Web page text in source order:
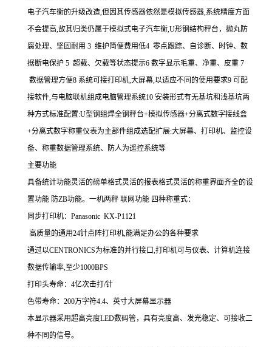
电子汽车衡的升级改造,但因其传感器依然是模拟传感器,系统精度方面
不会提高,故其归类仍属于模拟式电子汽车衡,U形钢结构秤台，抛丸防
腐处理、坚固耐用 3 维护简便费用低4 零点跟踪、自诊断、时钟、数
据断电保护 5 超载、欠载等状态提示6 数字显示毛重、净重、皮重 7
数据管理方便8 系统可接打印机,大屏幕,以适应不同的使用要求9 可配
接软件,与电脑联机组成电脑管理系统10 安装形式有无基坑和浅基坑两
种方式标准配置:U型钢组焊全钢秤台+模拟传感器+分离式数字接线盒
+分离式数字称重仪表为主部件组成选配扩展:大屏幕、打印机、监控设
备、称重数据管理系统、防人为遥控系统等
主要功能
具备统计功能灵活的磅单格式灵活的报表格式灵活的称重界面齐全的设
置功能 防ZB功能。一机两秤 联网功能 四种称重式：
同步打印机：Panasonic KX-P1121
高质量的通用24针点阵打印机,能满足办公的各种要求
通过以CENTRONICS为标准的并行接口,打印机可与仪表、计算机连接
数据传输率,至少1000BPS
打印头寿命：4亿次击打/针
色带寿命：200万字符4.4、英寸大屏幕显示器
本显示器采用超高亮度LED数码管，具有亮度高、发光稳定、可接收二
种不同的信号。